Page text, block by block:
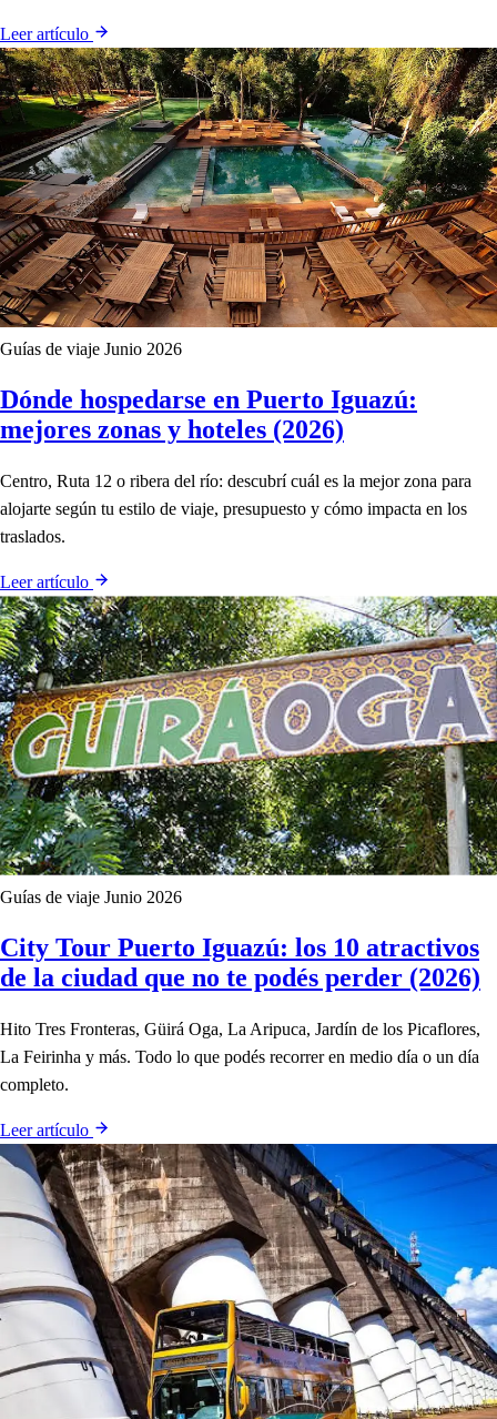
Leer artículo
Guías de viaje Junio 2026
Dónde hospedarse en Puerto Iguazú:
mejores zonas y hoteles (2026)
Centro, Ruta 12 o ribera del río: descubrí cuál es la mejor zona para
alojarte según tu estilo de viaje, presupuesto y cómo impacta en los
traslados.
Leer artículo
Guías de viaje Junio 2026
City Tour Puerto Iguazú: los 10 atractivos
de la ciudad que no te podés perder (2026)
Hito Tres Fronteras, Güirá Oga, La Aripuca, Jardín de los Picaflores,
La Feirinha y más. Todo lo que podés recorrer en medio día o un día
completo.
Leer artículo